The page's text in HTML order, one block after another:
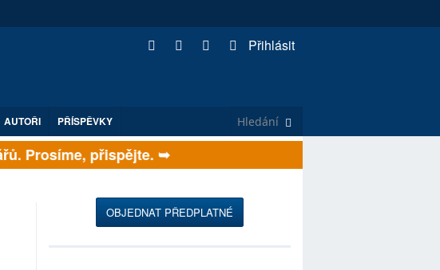
Přihlásit
AUTOŘI PŘÍSPĚVKY
Prosíme, přispějte. ➥
OBJEDNAT PŘEDPLATNÉ